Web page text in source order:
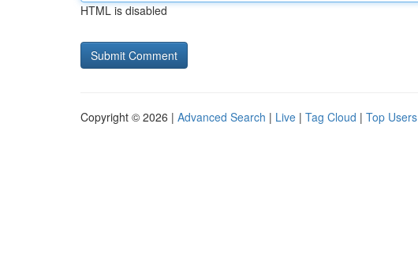
HTML is disabled
Copyright © 2026 | Advanced Search | Live | Tag Cloud | Top Users